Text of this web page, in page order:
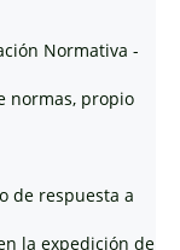
Normativa -
normas, propio
de respuesta a
la expedición de